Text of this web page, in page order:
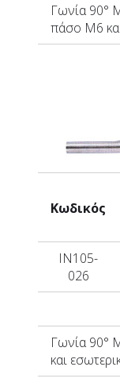
Γωνία 90°
πάσο Μ6
Κωδικός
IN105-
026
Γωνία 90°
και